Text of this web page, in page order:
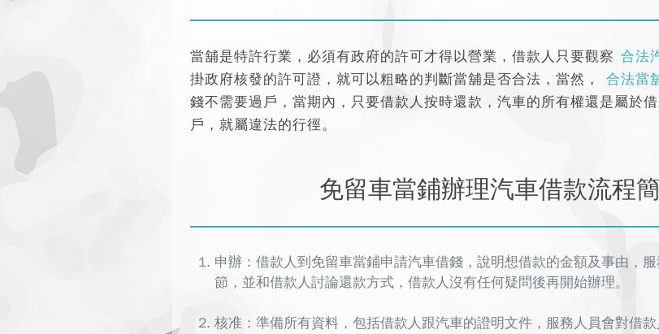
當舖是特許行業，必須有政府的許可才得以營業，借款人只要觀察 合法
掛政府核發的許可證，就可以粗略的判斷當舖是否合法，當然，
合法當
錢不需要過戶 ，當期內，只要借款人按時還款，汽車的所有權還是屬於
戶，就屬違法的行徑。
免留車當鋪辦理汽車借款流程
申辦： 借款人到免留車當鋪申請汽車借錢 ，說明想借款的金額及事由，
節，並和借款人討論還款方式，借款人沒有任何疑問後再開始辦理。
核准：準備所有資料，包括借款人跟汽車的證明文件，服務人員會對借